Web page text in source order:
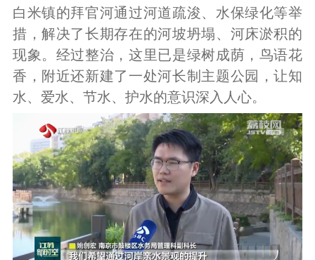
白米镇的拜官河通过河道疏浚、水保绿化等举
措，解决了长期存在的河坡坍塌、河床淤积的
现象。经过整治，这里已是绿树成荫，鸟语花
香，附近还新建了一处河长制主题公园，让知
水、爱水、节水、护水的意识深入人心。